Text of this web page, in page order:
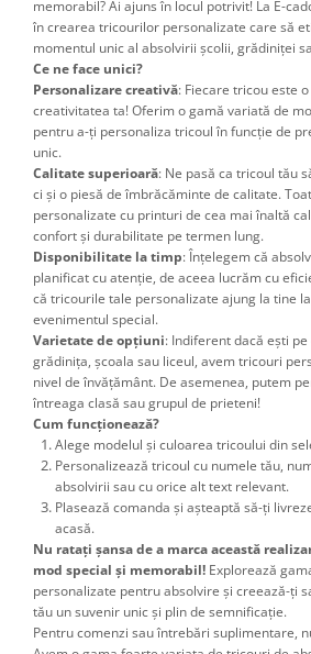
memorabil? Ai ajuns în locul potrivit! La E-
în crearea tricourilor personalizate care să
momentul unic al absolvirii școlii, grădiniței
Ce ne face unici?
Personalizare creativă: Fiecare tricou este
creativitatea ta! Oferim o gamă variată de
pentru a-ți personaliza tricoul în funcție de
unic.
Calitate superioară: Ne pasă ca tricoul tău
ci și o piesă de îmbrăcăminte de calitate.
personalizate cu printuri de cea mai înaltă
confort și durabilitate pe termen lung.
Disponibilitate la timp: Înțelegem că
planificat cu atenție, de aceea lucrăm cu
că tricourile tale personalizate ajung la tine
evenimentul special.
Varietate de opțiuni: Indiferent dacă ești
grădinița, școala sau liceul, avem tricouri
nivel de învățământ. De asemenea, putem
întreaga clasă sau grupul de prieteni!
Cum funcționează?
Alege modelul și culoarea tricoului din
Personalizează tricoul cu numele tău,
absolvirii sau cu orice alt text relevant.
Plasează comanda și așteaptă să-ți
acasă.
Nu ratați șansa de a marca această
mod special și memorabil! Explorează
personalizate pentru absolvire și creează-ți
tău un suvenir unic și plin de semnificație.
Pentru comenzi sau întrebări suplimentare,